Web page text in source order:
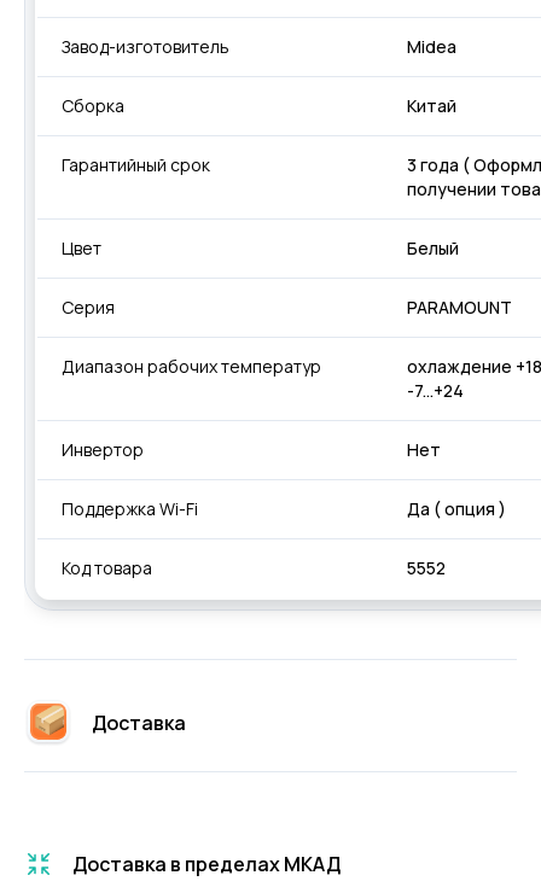
Завод-изготовитель Midea
Сборка Китай
Гарантийный срок
3 года (
получении
Цвет Белый
Серия PARAMOUNT
Диапазон рабочих температур
охлаждение
-7...+24
Инвертор Нет
Поддержка Wi-Fi Да ( опция )
Код товара 5552
Доставка
Доставка в пределах МКАД